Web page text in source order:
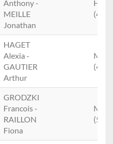
Anthony -
MEILLE
Jonathan
(4.)
HAGET
Alexia -
GAUTIER
Arthur
(4.)
GRODZKI
Francois -
RAILLON
Fiona
(5.)